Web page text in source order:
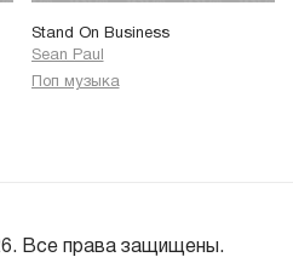
Stand On Business
Sean Paul
Поп музыка
Все права защищены.